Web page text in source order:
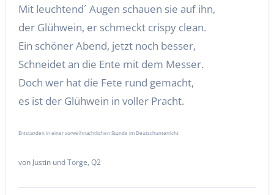
Mit leuchtend´ Augen schauen sie auf ihn,
der Glühwein, er schmeckt crispy clean.
Ein schöner Abend, jetzt noch besser,
Schneidet an die Ente mit dem Messer.
Doch wer hat die Fete rund gemacht,
es ist der Glühwein in voller Pracht.
Entstanden in einer vorweihnachtlichen Stunde im Deutschunterricht
von Justin und Torge, Q2